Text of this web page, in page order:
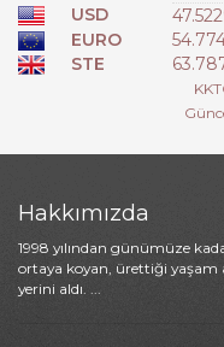
USD
EURO
STE
Hakkımızda
1998 yılından günümüze
ortaya koyan, ürettiği yaşam
yerini aldı. ...